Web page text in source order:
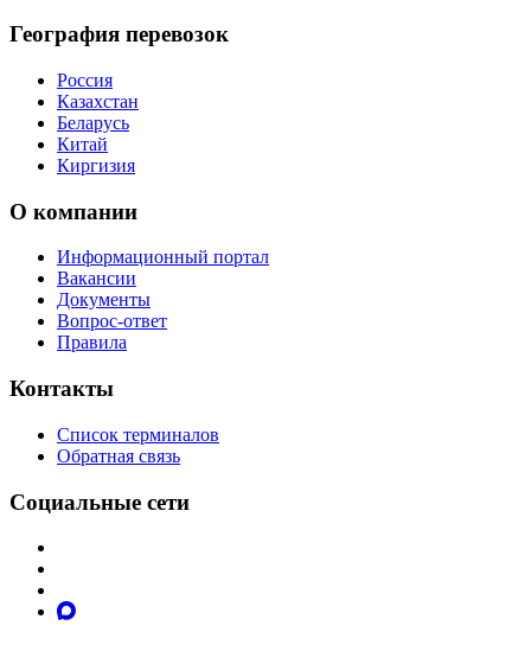
География перевозок
Россия
Казахстан
Беларусь
Китай
Киргизия
О компании
Информационный портал
Вакансии
Документы
Вопрос-ответ
Правила
Контакты
Список терминалов
Обратная связь
Социальные сети